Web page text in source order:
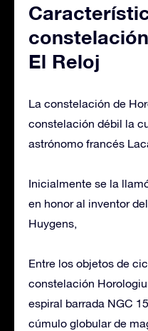
El Reloj
La constelación de
constelación débil la
astrónomo francés
Inicialmente se la
en honor al inventor
Huygens,
Entre los objetos de
constelación
espiral barrada NGC
cúmulo globular de